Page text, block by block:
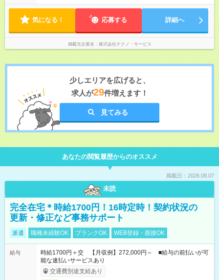
気になる！ 応募する 詳細へ
掲載元企業名 株式会社テクノ・サービス
少しエリアを広げると、
求人が29件増えます！
見てみる
あなたの閲覧履歴からのオススメ
掲載日：2026.08.07
未読
完全在宅＊時給1700円！16時定時！契約状況の
更新・修正など事務サポート
派遣 職種未経験OK ブランクOK WEB登録・面接OK
給与
時給1700円＋交 【月収例】272,000円～ ■給与の前払いが可
能な速払いサービスあり
交通費別途支給あり